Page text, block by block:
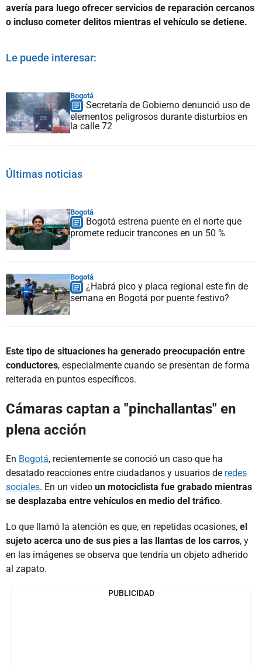
avería para luego ofrecer servicios de reparación cercanos
o incluso cometer delitos mientras el vehículo se detiene.
Le puede interesar:
Bogotá
Secretaría de Gobierno denunció uso de
elementos peligrosos durante disturbios en
la calle 72
Últimas noticias
Bogotá
Bogotá estrena puente en el norte que
promete reducir trancones en un 50 %
Bogotá
¿Habrá pico y placa regional este fin de
semana en Bogotá por puente festivo?
Este tipo de situaciones ha generado preocupación entre
conductores, especialmente cuando se presentan de forma
reiterada en puntos específicos.
Cámaras captan a "pinchallantas" en
plena acción
En Bogotá, recientemente se conoció un caso que ha
desatado reacciones entre ciudadanos y usuarios de redes
sociales. En un video un motociclista fue grabado mientras
se desplazaba entre vehículos en medio del tráfico.
Lo que llamó la atención es que, en repetidas ocasiones, el
sujeto acerca uno de sus pies a las llantas de los carros, y
en las imágenes se observa que tendría un objeto adherido
al zapato.
PUBLICIDAD